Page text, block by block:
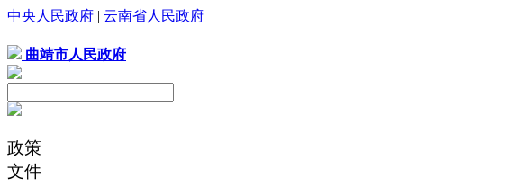
中央人民政府 | 云南省人民政府
曲靖市人民政府
政策
文件